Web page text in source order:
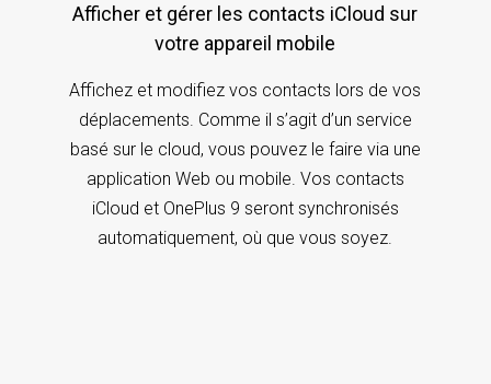
Afficher et gérer les contacts iCloud sur
votre appareil mobile
Affichez et modifiez vos contacts lors de vos
déplacements. Comme il s’agit d’un service
basé sur le cloud, vous pouvez le faire via une
application Web ou mobile. Vos contacts
iCloud et OnePlus 9 seront synchronisés
automatiquement, où que vous soyez.